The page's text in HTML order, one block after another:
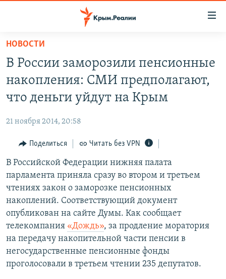
Вернуться
основному
содержанию
главной
навигации
Вернутся
поиску
11 ЛЕТ ОККУПАЦИИ КРЫМА. 11 ИСТОРИЙ СОПРОТИВЛЕНИЯ
ЕЩЕ
ИНТЕРАКТИВ
ИНФОГРАФИКА
ТЕЛЕПРОЕКТ КРЫМ.РЕАЛИИ
СОВЕТЫ ПРАВОЗАЩИТНИКОВ
ПРОПАВШИЕ БЕЗ ВЕСТИ
ПОБЕДИТЕЛЕЙ НЕ СУДЯТ?
КРЫМ.НЕПОКОРЕННЫЙ
РАДІО СВОБОДА
КАК ОБОЙТИ БЛОКИРОВКУ
Українською
Qırımtatar
ПРИСОЕДИНЯЙТЕСЬ!
НОВОСТИ
В России заморозили пенсионные
накопления: СМИ предполагают,
что деньги уйдут на Крым
21 ноября 2014, 20:58
Поделиться Читать без VPN
В Российской Федерации нижняя палата
парламента приняла сразу во втором и третьем
чтениях закон о заморозке пенсионных
накоплений. Соответствующий документ
опубликован на сайте Думы. Как сообщает
телекомпания «Дождь», за продление моратория
на передачу накопительной части пенсии в
негосударственные пенсионные фонды
проголосовали в третьем чтении 235 депутатов.